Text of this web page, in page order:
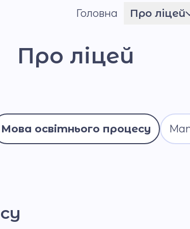
Головна
Про ліцей
Установчі документи
Матеріально-технічна
база
Про ліцей
Мова освітнього процесу